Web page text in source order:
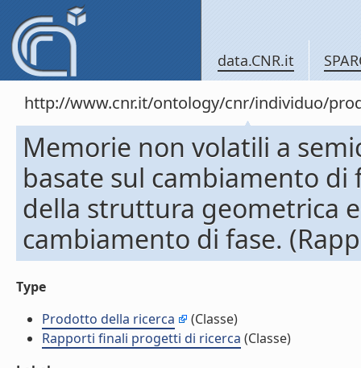
data.CNR.it
http://www.cnr.it/ontology/cnr/individuo/
Memorie non volatili a
basate sul cambiamento
della struttura geometrica
cambiamento di fase.
Type
Prodotto della ricerca
(Classe)
Rapporti finali progetti di ricerca (Classe)